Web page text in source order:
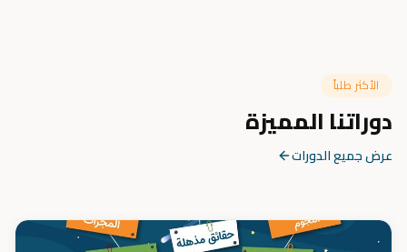
الأكثر طلباً
دوراتنا المميزة
عرض جميع الدورات